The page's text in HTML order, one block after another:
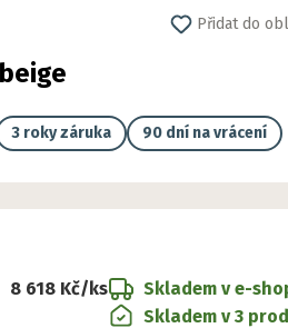
Přidat do
3 roky záruka 90 dní na vrácení
8 618 Kč/ks
Skladem v e-
Skladem v 3